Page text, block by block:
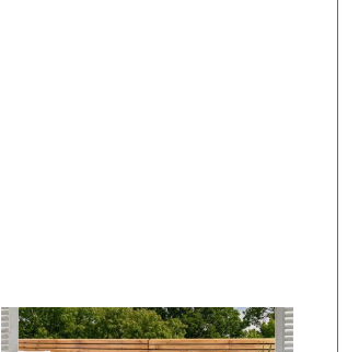
di